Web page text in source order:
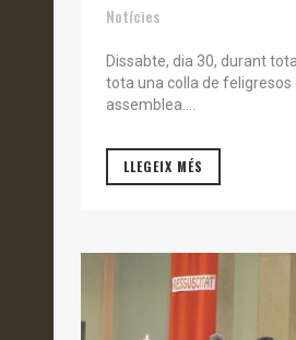
Notícies
Dissabte, dia 30, durant
tota una colla de feligresos
assemblea....
LLEGEIX MÉS